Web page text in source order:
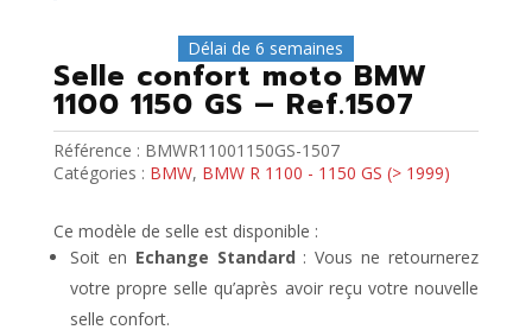
Délai de 6 semaines
Selle confort moto BMW
1100 1150 GS – Ref.1507
Référence : BMWR11001150GS-1507
Catégories : BMW, BMW R 1100 - 1150 GS (> 1999)
Ce modèle de selle est disponible :
Soit en Echange Standard : Vous ne retournerez
votre propre selle qu’après avoir reçu votre nouvelle
selle confort.